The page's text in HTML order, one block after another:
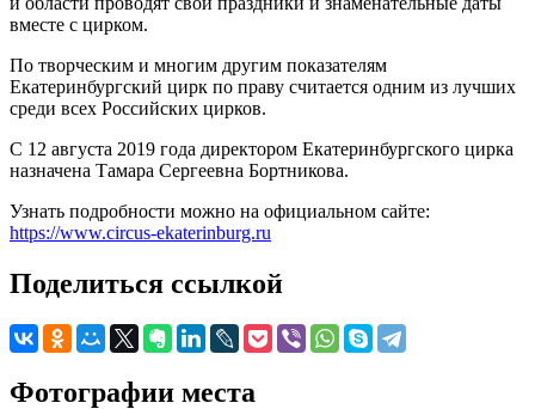
вместе с цирком.
По творческим и многим другим показателям
Екатеринбургский цирк по праву считается одним из лучших
среди всех Российских цирков.
С 12 августа 2019 года директором Екатеринбургского цирка
назначена Тамара Сергеевна Бортникова.
Узнать подробности можно на официальном сайте:
https://www.circus-ekaterinburg.ru
Поделиться ссылкой
Фотографии места